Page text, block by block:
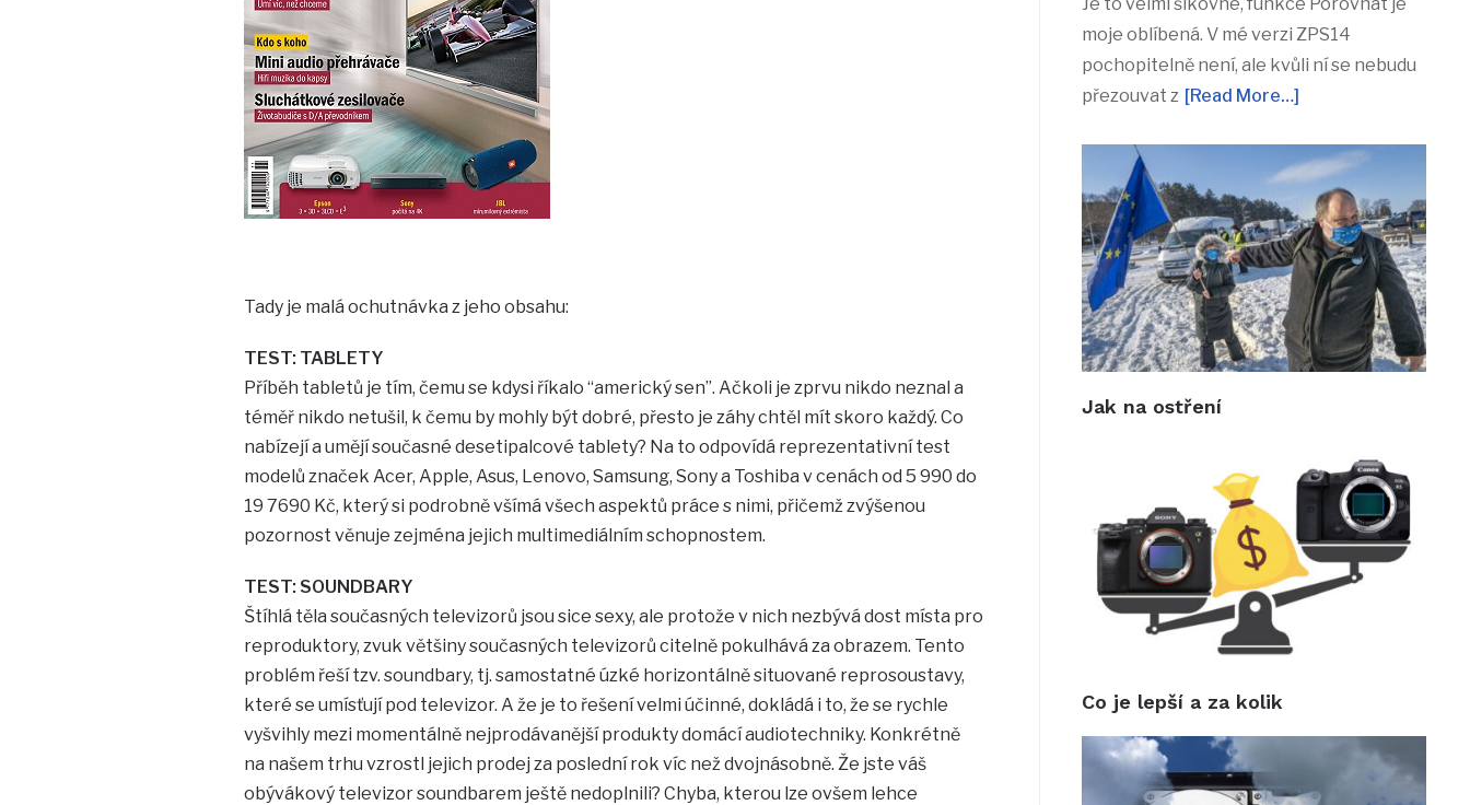
Tady je malá ochutnávka z jeho obsahu:
TEST: TABLETY
Příběh tabletů je tím, čemu se kdysi říkalo “americký sen”. Ačkoli je zprvu nikdo neznal a
téměř nikdo netušil, k čemu by mohly být dobré, přesto je záhy chtěl mít skoro každý. Co
nabízejí a umějí současné desetipalcové tablety? Na to odpovídá reprezentativní test
modelů značek Acer, Apple, Asus, Lenovo, Samsung, Sony a Toshiba v cenách od 5 990 do
19 7690 Kč, který si podrobně všímá všech aspektů práce s nimi, přičemž zvýšenou
pozornost věnuje zejména jejich multimediálním schopnostem.
TEST: SOUNDBARY
Štíhlá těla současných televizorů jsou sice sexy, ale protože v nich nezbývá dost místa pro
reproduktory, zvuk většiny současných televizorů citelně pokulhává za obrazem. Tento
problém řeší tzv. soundbary, tj. samostatné úzké horizontálně situované reprosoustavy,
které se umísťují pod televizor. A že je to řešení velmi účinné, dokládá i to, že se rychle
vyšvihly mezi momentálně nejprodávanější produkty domácí audiotechniky. Konkrétně
na našem trhu vzrostl jejich prodej za poslední rok víc než dvojnásobně. Že jste váš
obývákový televizor soundbarem ještě nedoplnili? Chyba, kterou lze ovšem lehce
Je to velmi šikovné, funkce Porovnat je
moje oblíbená. V mé verzi ZPS14
pochopitelně není, ale kvůli ní se nebudu
přezouvat z [Read More…]
Jak na ostření
Co je lepší a za kolik